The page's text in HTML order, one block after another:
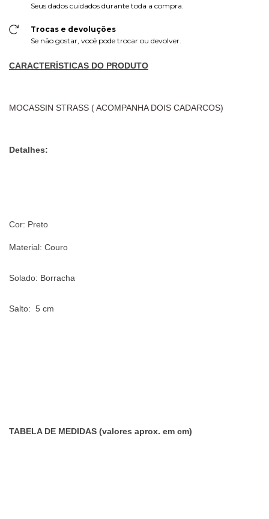
Seus dados cuidados durante toda a compra.
Trocas e devoluções
Se não gostar, você pode trocar ou devolver.
CARACTERÍSTICAS DO PRODUTO
MOCASSIN STRASS ( ACOMPANHA DOIS CADARCOS)
Detalhes:
Cor: Preto
Material: Couro
Solado: Borracha
Salto: 5 cm
TABELA DE MEDIDAS (valores aprox. em cm)